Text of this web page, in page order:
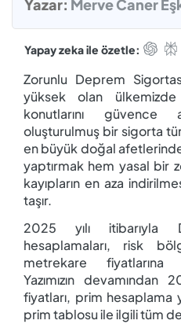
Yazar: Merve Caner
Yapay zeka ile özetle:
Zorunlu Deprem
yüksek olan ülkemizde
konutlarını güvence
oluşturulmuş bir sigorta
en büyük doğal
yaptırmak hem yasal bir
kayıpların en aza
taşır.
2025 yılı itibarıyla
hesaplamaları, risk
metrekare fiyatlarına
Yazımızın
fiyatları, prim
prim tablosu ile ilgili tüm